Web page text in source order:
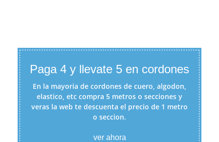
Paga 4 y llevate 5 en cordones
En la mayoria de cordones de cuero, algodon,
elastico, etc compra 5 metros o secciones y
veras la web te descuenta el precio de 1 metro
o seccion.
ver ahora